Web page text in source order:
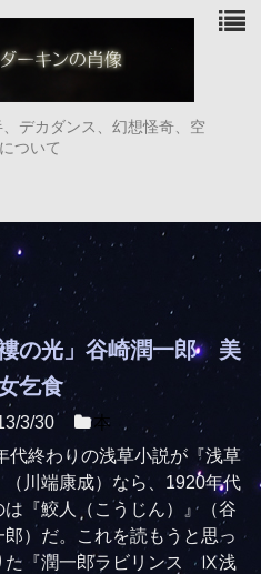
デカダンス、幻想怪奇、空
ついて
褸の光」谷崎潤一郎 美
乞食
3/30
本
代終わりの浅草小説が『浅草
（川端康成）なら、1920年代
は『鮫人（こうじん）』（谷
郎）だ。これを読もうと思っ
た『潤一郎ラビリンス Ⅸ浅